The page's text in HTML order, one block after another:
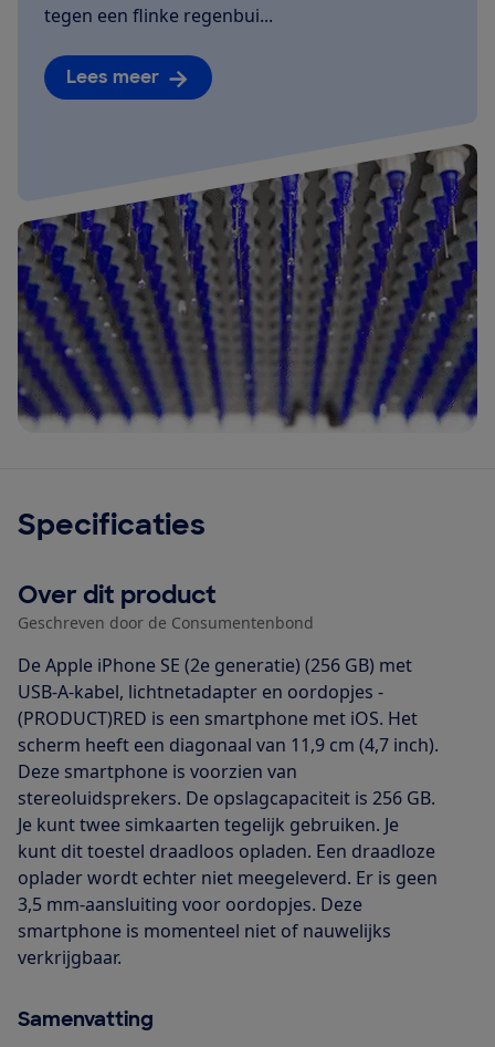
tegen een flinke regenbui...
Lees meer
Specificaties
Over dit product
Geschreven door de Consumentenbond
De Apple iPhone SE (2e generatie) (256 GB) met
USB-A-kabel, lichtnetadapter en oordopjes -
(PRODUCT)RED is een smartphone met iOS. Het
scherm heeft een diagonaal van 11,9 cm (4,7 inch).
Deze smartphone is voorzien van
stereoluidsprekers. De opslagcapaciteit is 256 GB.
Je kunt twee simkaarten tegelijk gebruiken. Je
kunt dit toestel draadloos opladen. Een draadloze
oplader wordt echter niet meegeleverd. Er is geen
3,5 mm-aansluiting voor oordopjes. Deze
smartphone is momenteel niet of nauwelijks
verkrijgbaar.
Samenvatting